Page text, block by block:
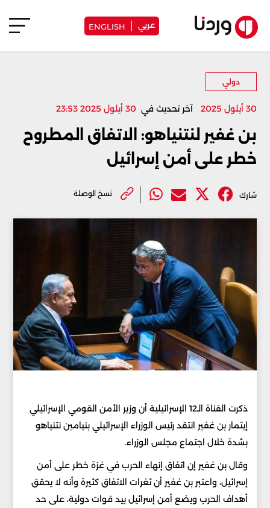
عربي ENGLISH
دولي
30 أيلول 2025 آخر تحديث في 30 أيلول 2025 23:53
بن غفير لنتنياهو: الاتفاق المطروح
خطر على أمن إسرائيل
شارك نسخ الوصلة
ذكرت القناة الـ12 الإسرائيلية أن وزير الأمن القومي الإسرائيلي
إيتمار بن غفير انتقد رئيس الوزراء الإسرائيلي بنيامين نتنياهو
بشدة خلال اجتماع مجلس الوزراء.
وقال بن غفير إن اتفاق إنهاء الحرب في غزة خطر على أمن
إسرائيل، واعتبر بن غفير أن ثغرات الاتفاق كثيرة وأنه لا يحقق
أهداف الحرب ويضع أمن إسرائيل بيد قوات دولية، على حد